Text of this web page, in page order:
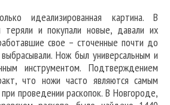
идеализированная картина. В
теряли и покупали новые, давали их
свое – сточенные почти до
Нож был универсальным и
инструментом. Подтверждением
что ножи часто являются самым
проведении раскопок. В Новгороде,